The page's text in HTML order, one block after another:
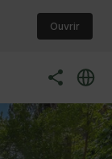
Ouvrir